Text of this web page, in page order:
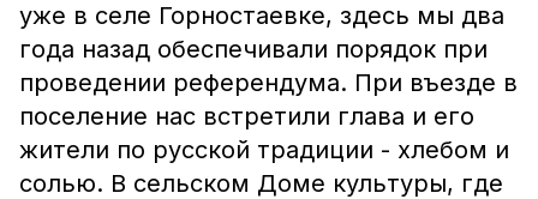
уже в селе Горностаевке, здесь мы два
года назад обеспечивали порядок при
проведении референдума. При въезде в
поселение нас встретили глава и его
жители по русской традиции - хлебом и
солью. В сельском Доме культуры, где